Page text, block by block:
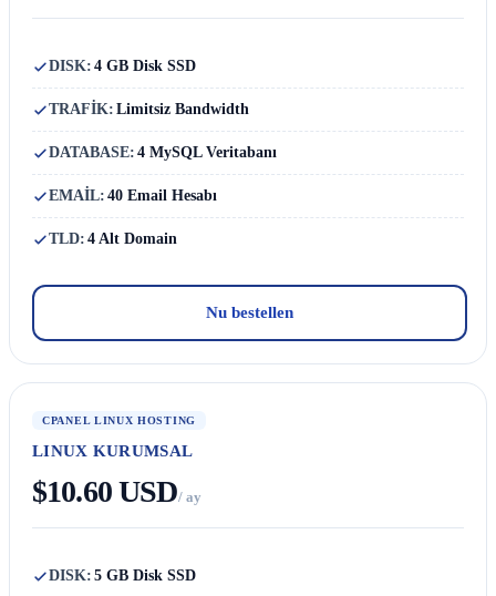
DISK: 4 GB Disk SSD
TRAFİK: Limitsiz Bandwidth
DATABASE: 4 MySQL Veritabanı
EMAİL: 40 Email Hesabı
TLD: 4 Alt Domain
Nu bestellen
CPANEL LINUX HOSTING
LINUX KURUMSAL
$10.60 USD/ ay
DISK: 5 GB Disk SSD